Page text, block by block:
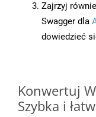
Zajrzyj
Swagger dla
dowiedzieć
Konwertuj
Szybka i